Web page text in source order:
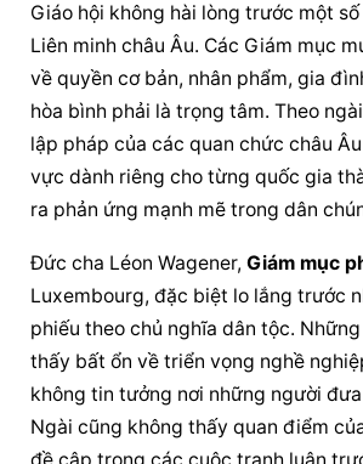
Giáo hội không hài lòng trước một
Liên minh châu Âu. Các Giám mục
về quyền cơ bản, nhân phẩm, gia
hòa bình phải là trọng tâm. Theo
lập pháp của các quan chức châu
vực dành riêng cho từng quốc gia
ra phản ứng mạnh mẽ trong dân
Đức cha Léon Wagener, Giám mục
Luxembourg, đặc biệt lo lắng trước
phiếu theo chủ nghĩa dân tộc.
thấy bất ổn về triển vọng nghề
không tin tưởng nơi những người
Ngài cũng không thấy quan điểm